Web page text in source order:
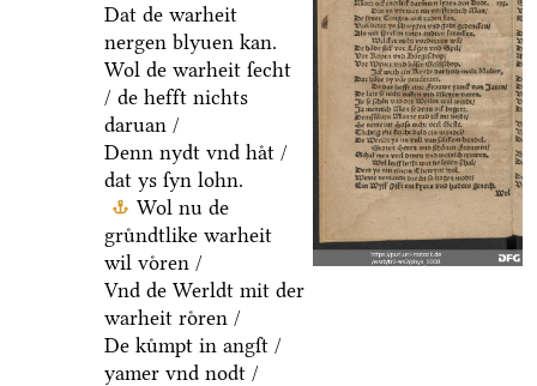
Dat de warheit
nergen blyuen kan.
Wol de warheit ſecht
/ de hefft nichts
daruan /
Denn nydt vnd haͤt /
dat ys ſyn lohn.
Wol nu de
gruͤndtlike warheit
wil voͤren /
Vnd de Werldt mit der
warheit roͤren /
De kuͤmpt in angſt /
yamer vnd nodt /